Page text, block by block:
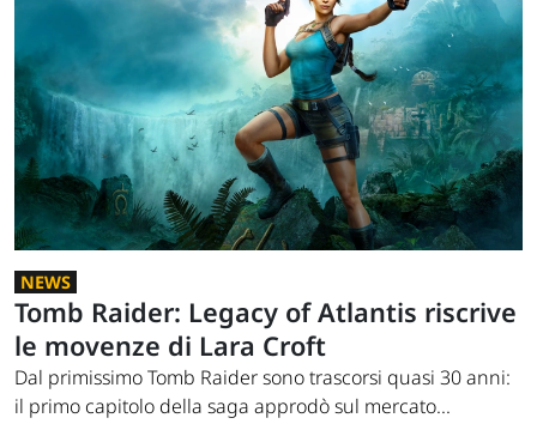
NEWS
Tomb Raider: Legacy of Atlantis riscrive
le movenze di Lara Croft
Dal primissimo Tomb Raider sono trascorsi quasi 30 anni:
il primo capitolo della saga approdò sul mercato...